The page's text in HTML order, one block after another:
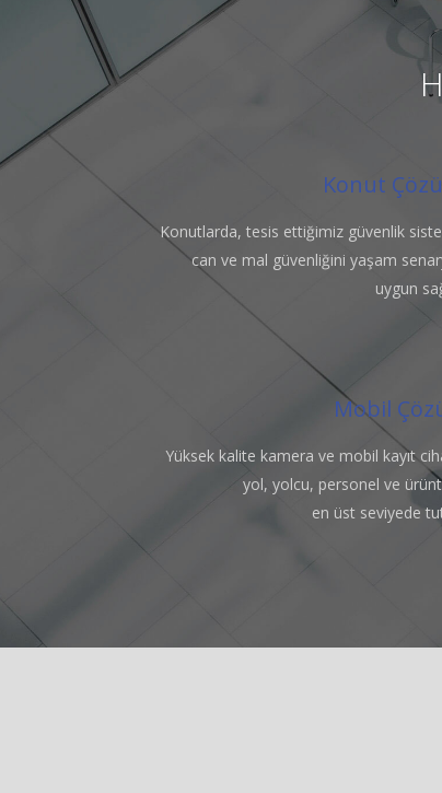
Konut
Konutlarda, tesis ettiğimiz güvenlik
can ve mal güvenliğini yaşam
uygun
Mobil
Yüksek kalite kamera ve mobil kayıt
yol, yolcu, personel ve
en üst seviyede